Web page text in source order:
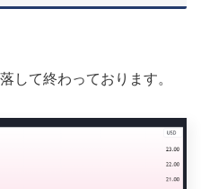
して終わっております。